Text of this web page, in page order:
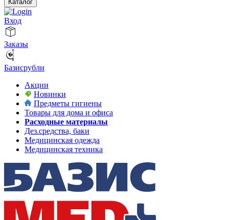
Каталог
Вход
Заказы
Базисрубли
Акции
Новинки
Предметы гигиены
Товары для дома и офиса
Расходные материалы
Дез.средства, баки
Медицинская одежда
Медицинская техника